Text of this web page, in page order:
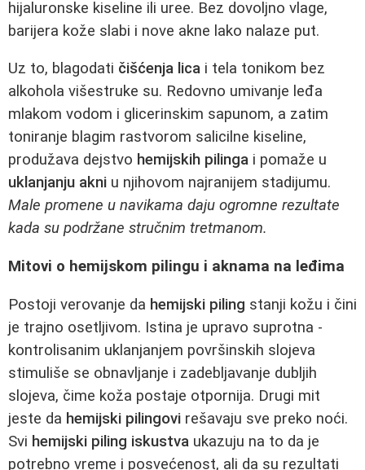
hijaluronske kiseline ili uree. Bez dovoljno vlage,
barijera kože slabi i nove akne lako nalaze put.
Uz to, blagodati čišćenja lica i tela tonikom bez
alkohola višestruke su. Redovno umivanje leđa
mlakom vodom i glicerinskim sapunom, a zatim
toniranje blagim rastvorom salicilne kiseline,
produžava dejstvo hemijskih pilinga i pomaže u
uklanjanju akni u njihovom najranijem stadijumu.
Male promene u navikama daju ogromne rezultate
kada su podržane stručnim tretmanom.
Mitovi o hemijskom pilingu i aknama na leđima
Postoji verovanje da hemijski piling stanji kožu i čini
je trajno osetljivom. Istina je upravo suprotna -
kontrolisanim uklanjanjem površinskih slojeva
stimuliše se obnavljanje i zadebljavanje dubljih
slojeva, čime koža postaje otpornija. Drugi mit
jeste da hemijski pilingovi rešavaju sve preko noći.
Svi hemijski piling iskustva ukazuju na to da je
potrebno vreme i posvećenost, ali da su rezultati